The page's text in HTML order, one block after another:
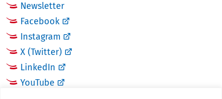
Newsletter
Facebook
Instagram
X (Twitter)
LinkedIn
YouTube